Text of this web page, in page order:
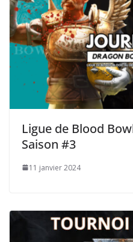
Ligue de Blood
Saison #3
11 janvier 2024